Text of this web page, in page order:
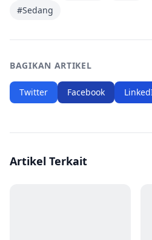
#Sedang
BAGIKAN ARTIKEL
Twitter Facebook
Artikel Terkait